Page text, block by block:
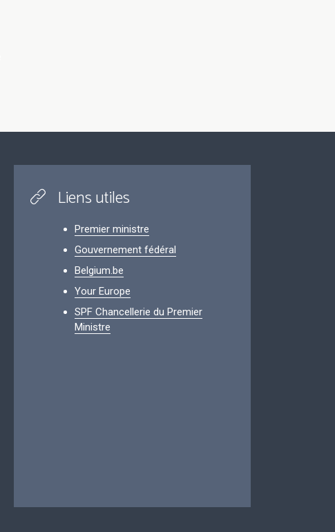
Liens utiles
Premier ministre
Gouvernement fédéral
Belgium.be
Your Europe
SPF Chancellerie du Premier
Ministre